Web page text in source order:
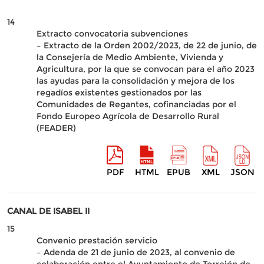
14
Extracto convocatoria subvenciones
– Extracto de la Orden 2002/2023, de 22 de junio, de
la Consejería de Medio Ambiente, Vivienda y
Agricultura, por la que se convocan para el año 2023
las ayudas para la consolidación y mejora de los
regadíos existentes gestionados por las
Comunidades de Regantes, cofinanciadas por el
Fondo Europeo Agrícola de Desarrollo Rural
(FEADER)
PDF HTML EPUB XML JSON
CANAL DE ISABEL II
15
Convenio prestación servicio
– Adenda de 21 de junio de 2023, al convenio de